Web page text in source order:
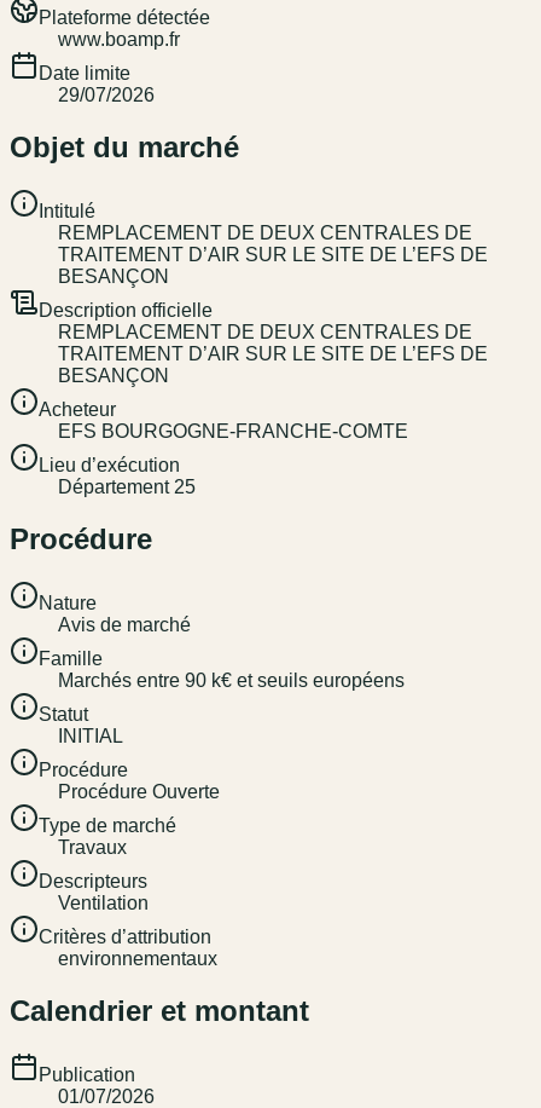
Plateforme détectée
www.boamp.fr
Date limite
29/07/2026
Objet du marché
Intitulé
REMPLACEMENT DE DEUX CENTRALES DE
TRAITEMENT D’AIR SUR LE SITE DE L’EFS DE
BESANÇON
Description officielle
REMPLACEMENT DE DEUX CENTRALES DE
TRAITEMENT D’AIR SUR LE SITE DE L’EFS DE
BESANÇON
Acheteur
EFS BOURGOGNE-FRANCHE-COMTE
Lieu d’exécution
Département 25
Procédure
Nature
Avis de marché
Famille
Marchés entre 90 k€ et seuils européens
Statut
INITIAL
Procédure
Procédure Ouverte
Type de marché
Travaux
Descripteurs
Ventilation
Critères d’attribution
environnementaux
Calendrier et montant
Publication
01/07/2026